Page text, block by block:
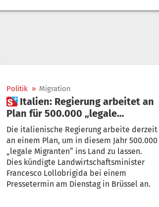
Politik » Migration
 Italien: Regierung arbeitet an
Plan für 500.000 „legale
Migranten“
Die italienische Regierung arbeite derzeit
an einem Plan, um in diesem Jahr 500.000
„legale Migranten“ ins Land zu lassen.
Dies kündigte Landwirtschaftsminister
Francesco Lollobrigida bei einem
Pressetermin am Dienstag in Brüssel an.